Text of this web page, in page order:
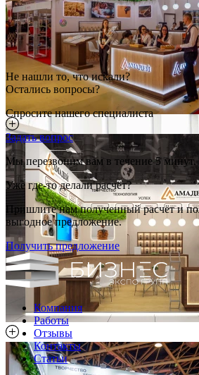
Не нашли то, что искали?
Остались вопросы?
Спросите нашего специалиста
Задать вопрос
Мы перезвоним вам в течение 5 минут.
Уже где-то делали расчёт?
Пришлите нам полученный расчёт и
выгодное предложение.
Получить предложение
Компания
Работы
Отзывы
Контакты
Статьи